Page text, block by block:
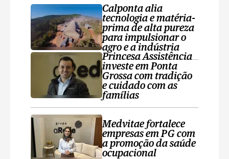
Calponta alia
tecnologia e matéria-
prima de alta pureza
para impulsionar o
agro e a indústria
Princesa Assistência
investe em Ponta
Grossa com tradição
e cuidado com as
famílias
Medvitae fortalece
empresas em PG com
a promoção da saúde
ocupacional